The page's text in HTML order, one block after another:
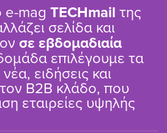
e-mag TΕCHmail της
σελίδα και
σε εβδομαδιαία
επιλέγουμε τα
ειδήσεις και
B2B κλάδο, που
εταιρείες υψηλής